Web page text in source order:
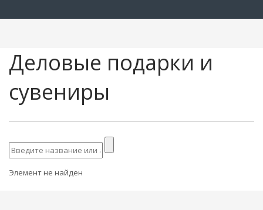
Деловые подарки и
сувениры
Элемент не найден